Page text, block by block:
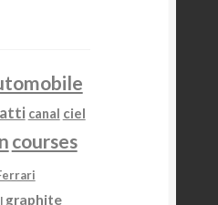
canal ciel
courses
graphite